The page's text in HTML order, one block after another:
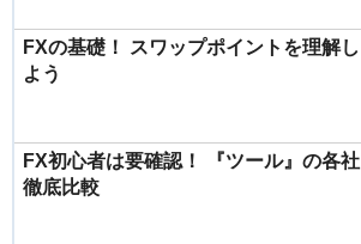
FXの基礎！ スワップポイントを理解し
よう
FX初心者は要確認！ 『ツール』の各社
徹底比較